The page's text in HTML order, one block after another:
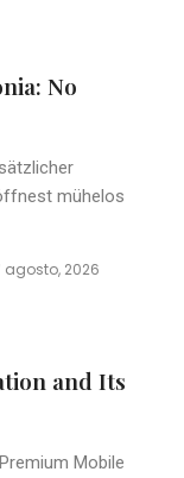
No
mühelos
agosto, 2026
and Its
Mobile